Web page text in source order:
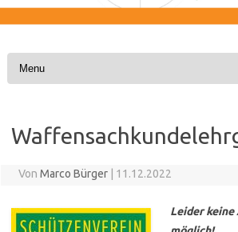
Skip to
Von Marco Bürger 11.12.2022
Leider keine